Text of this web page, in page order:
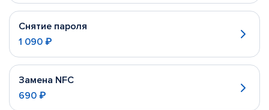
Снятие пароля
1 090 ₽
Замена NFC
690 ₽